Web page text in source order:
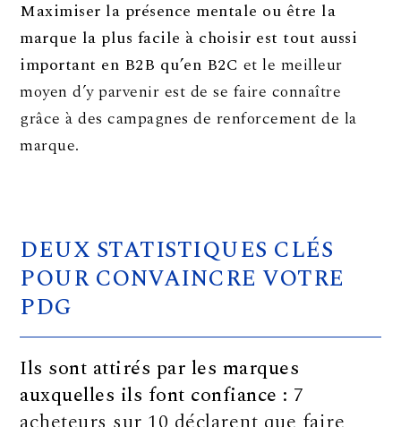
Maximiser la présence mentale ou être la
marque la plus facile à choisir est tout aussi
important en B2B qu’en B2C et le meilleur
moyen d’y parvenir est de se faire connaître
grâce à des campagnes de renforcement de la
marque.
DEUX STATISTIQUES CLÉS
POUR CONVAINCRE VOTRE
PDG
Ils sont attirés par les marques
auxquelles ils font confiance : 7